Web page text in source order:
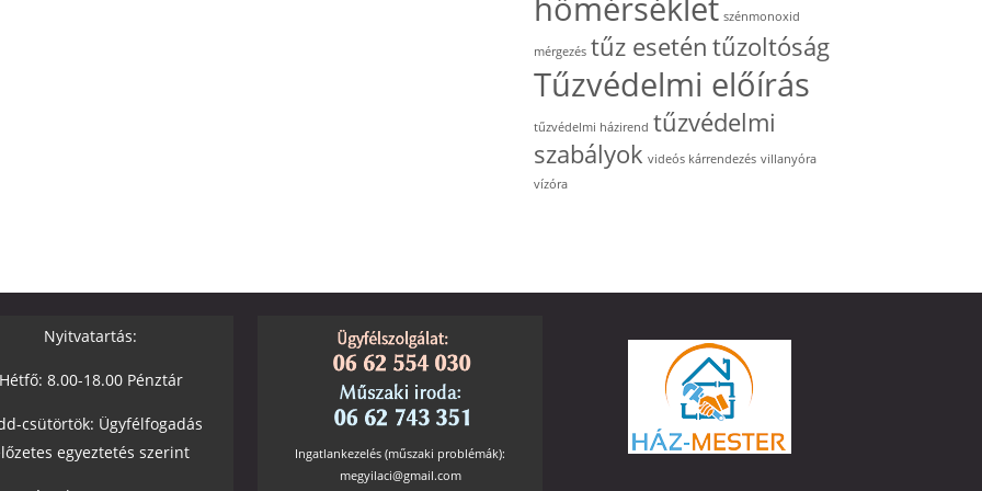
hőmérséklet szénmonoxid
mérgezés tűz esetén tűzoltóság
Tűzvédelmi előírás
tűzvédelmi házirend tűzvédelmi
szabályok videós kárrendezés villanyóra
vízóra
Nyitvatartás:
8.00-18.00 Pénztár
csütörtök: Ügyfélfogadás
egyeztetés szerint
Ingatlankezelés (műszaki problémák):
megyilaci@gmail.com